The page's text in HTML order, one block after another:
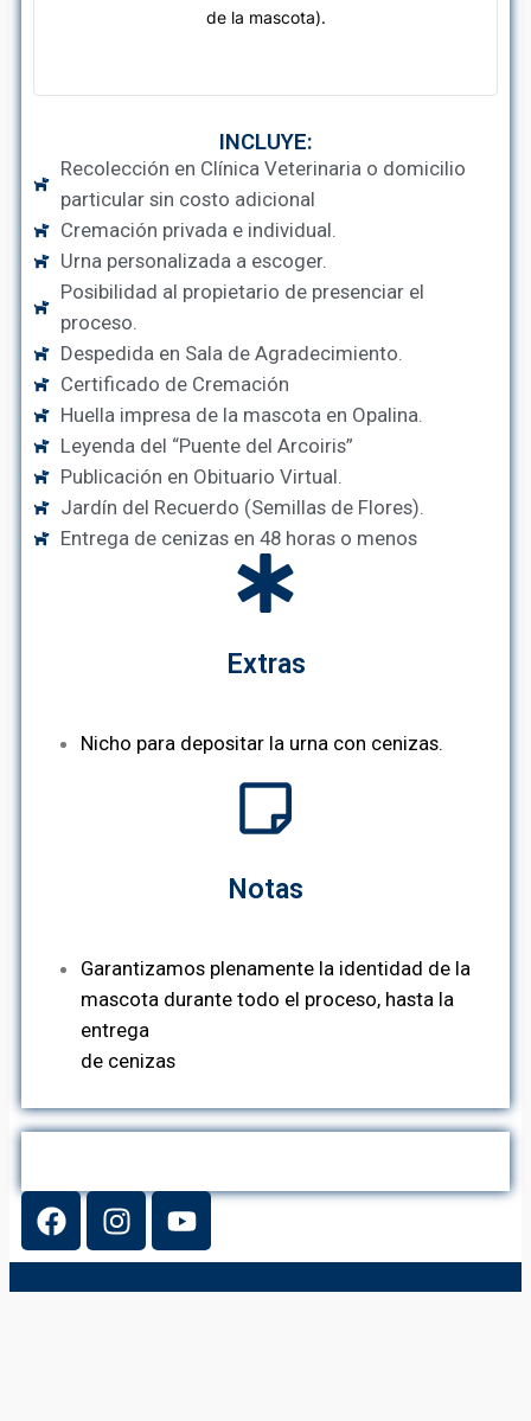
de la mascota).
INCLUYE:
Recolección en Clínica Veterinaria o domicilio
particular sin costo adicional
Cremación privada e individual.
Urna personalizada a escoger.
Posibilidad al propietario de presenciar el
proceso.
Despedida en Sala de Agradecimiento.
Certificado de Cremación
Huella impresa de la mascota en Opalina.
Leyenda del “Puente del Arcoiris”
Publicación en Obituario Virtual.
Jardín del Recuerdo (Semillas de Flores).
Entrega de cenizas en 48 horas o menos
Extras
Nicho para depositar la urna con cenizas.
Notas
Garantizamos plenamente la identidad de la
mascota durante todo el proceso, hasta la
entrega
de cenizas